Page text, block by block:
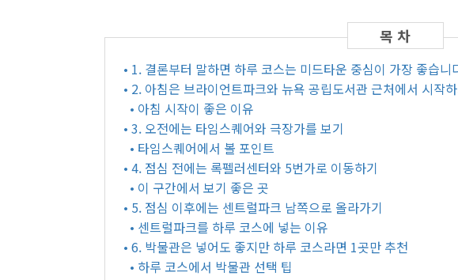
• 1. 결론부터 말하면 하루 코스는 미드타운 중심이 가장 좋습니
• 2. 아침은 브라이언트파크와 뉴욕 공립도서관 근처에서 시작
• 아침 시작이 좋은 이유
• 3. 오전에는 타임스퀘어와 극장가를 보기
• 타임스퀘어에서 볼 포인트
• 4. 점심 전에는 록펠러센터와 5번가로 이동하기
• 이 구간에서 보기 좋은 곳
• 5. 점심 이후에는 센트럴파크 남쪽으로 올라가기
• 센트럴파크를 하루 코스에 넣는 이유
• 6. 박물관은 넣어도 좋지만 하루 코스라면 1곳만 추천
• 하루 코스에서 박물관 선택 팁